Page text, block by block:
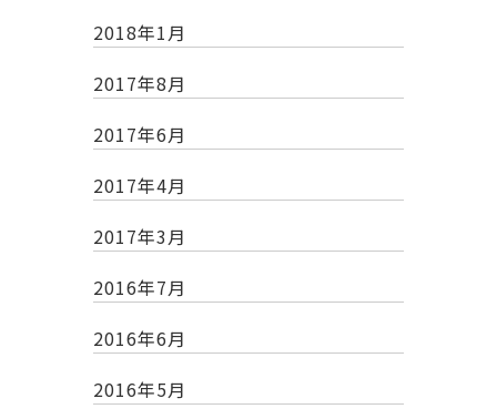
2018年1月
2017年8月
2017年6月
2017年4月
2017年3月
2016年7月
2016年6月
2016年5月